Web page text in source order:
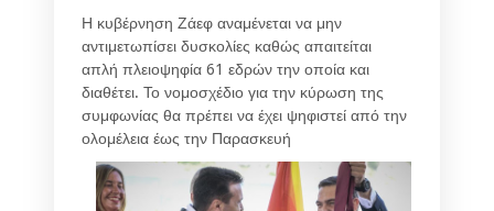
Η κυβέρνηση Ζάεφ αναμένεται να μην
αντιμετωπίσει δυσκολίες καθώς απαιτείται
απλή πλειοψηφία 61 εδρών την οποία και
διαθέτει. Το νομοσχέδιο για την κύρωση της
συμφωνίας θα πρέπει να έχει ψηφιστεί από την
ολομέλεια έως την Παρασκευή